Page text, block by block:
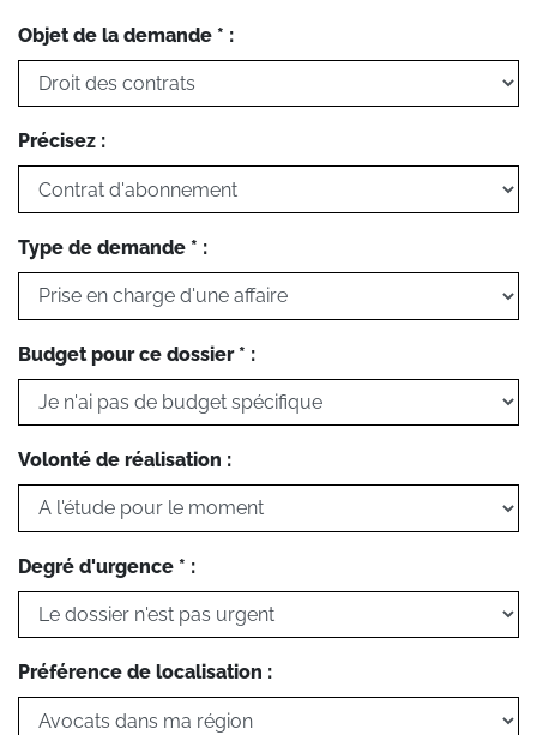
Objet de la demande * :
Précisez :
Type de demande * :
Budget pour ce dossier * :
Volonté de réalisation :
Degré d'urgence * :
Préférence de localisation :